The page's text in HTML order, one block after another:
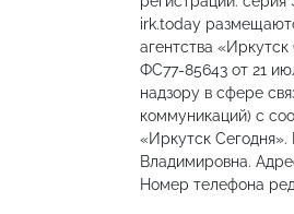
irk.today
агентства
ФС77-85643 от 21
надзору в сфере
коммуникаций) с
«Иркутск Сегодня».
Владимировна.
Номер телефона